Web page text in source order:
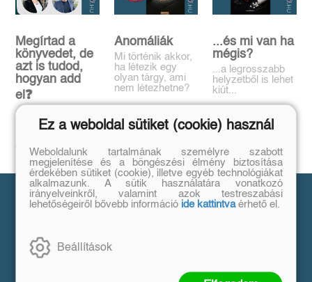
Megírtad a
könyvedet, de
azt is tudod,
hogyan add
el❓️
Időpont: június
16., 18:00-19:00
Tovább
Anomáliák
Mi történik akkor,
ha létezik egy
olyan tárgy, ami
nem létezhetne?
...és mi van ha
mégis?
...a legrosszabb
helyzetből is lehet
kiút...
Vásárlás
Tájékoztató a Simple fizetésről
Ez a weboldal sütiket (cookie) használ
Weboldalunk tartalmának személyre szabott
megjelenítése és a böngészési élmény biztosítása
érdekében sütiket (cookie), illetve egyéb technológiákat
alkalmazunk. A sütik használatára vonatkozó
irányelveinkről, valamint azok testreszabási
lehetőségeiről bővebb információ ide kattintvaérhető el.
Beállítások